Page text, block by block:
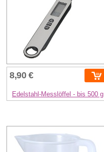
8,90 €
Edelstahl-Messlöffel - bis 500 g